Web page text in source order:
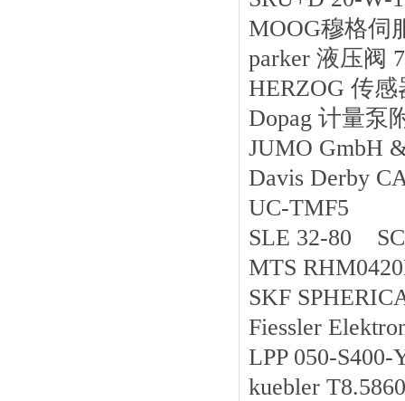
MOOG穆格伺
parker 液压阀
HERZOG 传
Dopag 计量
JUMO GmbH
Davis Derby
UC-TMF5
SLE 32-80
MTS
SKF
Fiessler
LPP 050-
kuebler